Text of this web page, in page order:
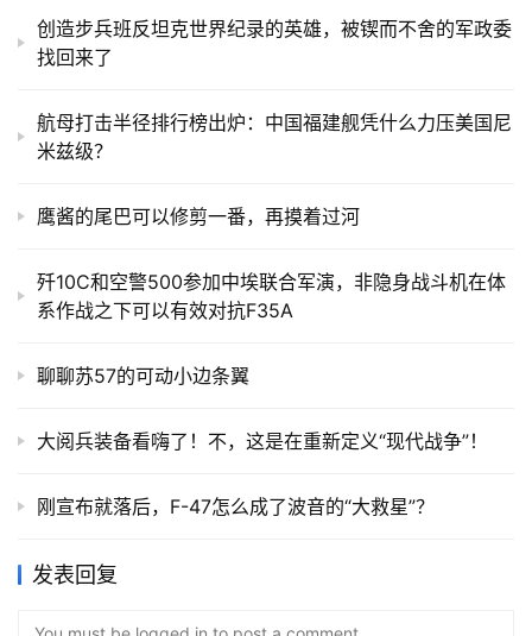
创造步兵班反坦克世界纪录的英雄，被锲而不舍的军政委
找回来了
航母打击半径排行榜出炉：中国福建舰凭什么力压美国尼
米兹级？
鹰酱的尾巴可以修剪一番，再摸着过河
歼10C和空警500参加中埃联合军演，非隐身战斗机在体
系作战之下可以有效对抗F35A
聊聊苏57的可动小边条翼
大阅兵装备看嗨了！不，这是在重新定义“现代战争”！
刚宣布就落后，F-47怎么成了波音的“大救星”？
发表回复